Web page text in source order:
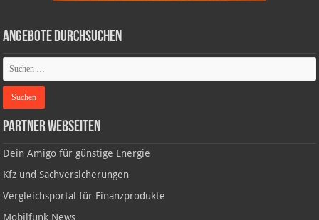
Angebote durchsuchen
Partner Webseiten
Dein Amigo für günstige Energie
Kfz und Sachversicherungen
Vergleichsportal für Finanzprodukte
Mobilfunk News